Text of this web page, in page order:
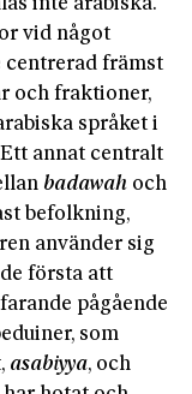
inte arabiska.
vid något
centrerad främst
och fraktioner,
språket i
annat centralt
badawah och
befolkning,
använder sig
första att
pågående
som
asabiyya, och